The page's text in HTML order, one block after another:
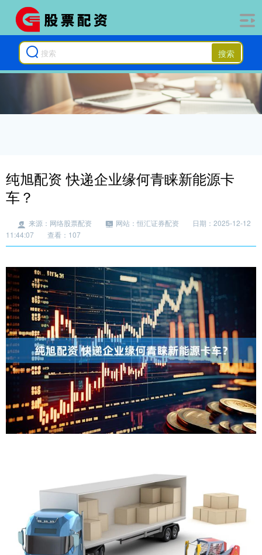
搜索
纯旭配资 快递企业缘何青睐新能源卡
车？
来源：网络股票配资 网站：恒汇证券配资
日期：2025-12-12
11:44:07
查看：107